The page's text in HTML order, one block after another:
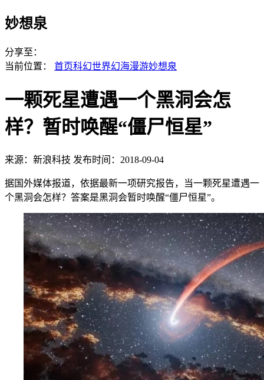
妙想泉
分享至：
当前位置：
首页科幻世界幻海漫游妙想泉
一颗死星遭遇一个黑洞会怎
样？暂时唤醒“僵尸恒星”
来源：新浪科技 发布时间：2018-09-04
据国外媒体报道，依据最新一项研究报告，当一颗死星遭遇一
个黑洞会怎样？答案是黑洞会暂时唤醒“僵尸恒星”。